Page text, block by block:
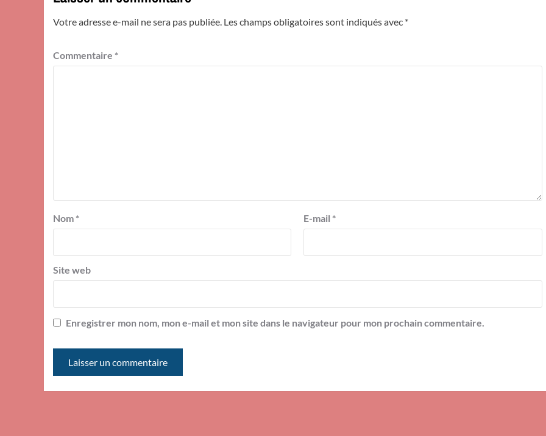
Votre adresse e-mail ne sera pas publiée. Les champs obligatoires sont indiqués avec *
Commentaire *
Nom * E-mail *
Site web
Enregistrer mon nom, mon e-mail et mon site dans le navigateur pour mon prochain commentaire.